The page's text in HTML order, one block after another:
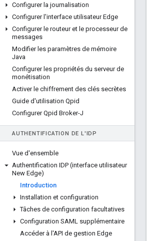
Configurer la journalisation
Configurer l'interface utilisateur Edge
Configurer le routeur et le processeur de
messages
Modifier les paramètres de mémoire
Java
Configurer les propriétés du serveur de
monétisation
Activer le chiffrement des clés secrètes
Guide d'utilisation Qpid
Configurer Qpid Broker-J
AUTHENTIFICATION DE L'IDP
Vue d'ensemble
Authentification IDP (interface utilisateur
New Edge)
Introduction
Installation et configuration
Tâches de configuration facultatives
Configuration SAML supplémentaire
Accéder à l'API de gestion Edge